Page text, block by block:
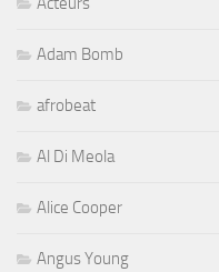
Adam Bomb
afrobeat
Al Di Meola
Alice Cooper
Angus Young